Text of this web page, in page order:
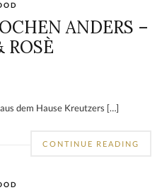
ANDERS –
ROSÈ
dem Hause Kreutzers […]
CONTINUE READING